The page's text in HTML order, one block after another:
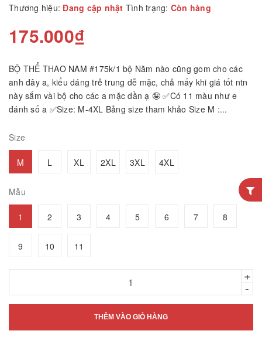
Thương hiệu: Đang cập nhật Tình trạng: Còn hàng
175.000₫
BỘ THỂ THAO NAM #175k/1 bộ Năm nào cũng gom cho các
anh đây a, kiểu dáng trẻ trung dễ mặc, chả mấy khi giá tốt ntn
này sắm vài bộ cho các a mặc dần ạ 🤪 ✅Có 11 màu như e
đánh số a ✅Size: M-4XL Bảng size tham khảo Size M :...
Size
M L XL 2XL 3XL 4XL
Mẫu
1 2 3 4 5 6 7 8
9 10 11
+
-
THÊM VÀO GIỎ HÀNG